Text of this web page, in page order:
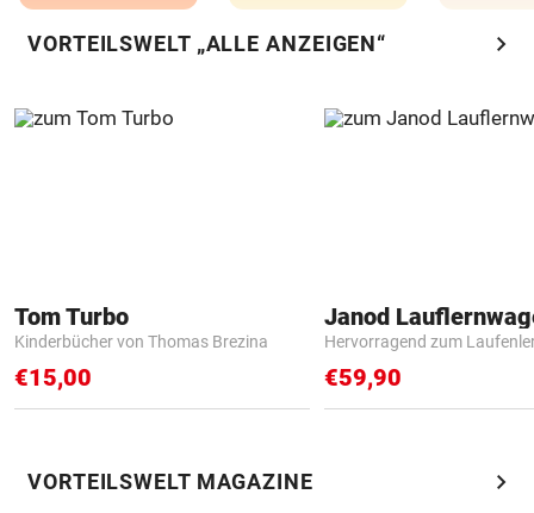
VORTEILSWELT „ALLE ANZEIGEN“ chevron_right
Tom Turbo
Kinderbücher von Thomas Brezina
€15,00
Janod
Hervorragend zum
€59,90
VORTEILSWELT MAGAZINE chevron_right